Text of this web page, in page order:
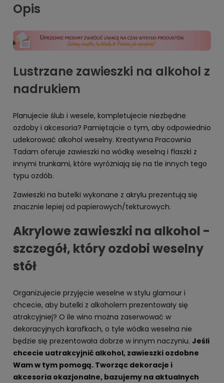
Opis
Lustrzane zawieszki na alkohol z
nadrukiem
Planujecie ślub i wesele, kompletujecie niezbędne
ozdoby i akcesoria? Pamiętajcie o tym, aby odpowiednio
udekorować alkohol weselny. Kreatywna Pracownia
Tadam oferuje zawieszki na wódkę weselną i flaszki z
innymi trunkami, które wyróżniają się na tle innych tego
typu ozdób.
Zawieszki na butelki wykonane z akrylu prezentują się
znacznie lepiej od papierowych/tekturowych.
Akrylowe zawieszki na alkohol -
szczegół, który ozdobi weselny
stół
Organizujecie przyjęcie weselne w stylu glamour i
chcecie, aby butelki z alkoholem prezentowały się
atrakcyjniej? O ile wino można zaserwować w
dekoracyjnych karafkach, o tyle wódka weselna nie
będzie się prezentowała dobrze w innym naczyniu. Jeśli
chcecie uatrakcyjnić alkohol, zawieszki ozdobne
Wam w tym pomogą. Tworząc dekoracje i
akcesoria okazjonalne, bazujemy na aktualnych